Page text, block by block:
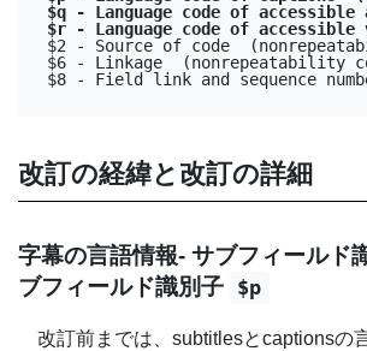
$q - Language code of
$r - Language code of
$2 - Source of code
$6 - Linkage  (nonrepeatability
$8 - Field link and sequence
改訂の経緯と改訂の詳細
字幕の言語情報- サブフィールド
ブフィールド識別子 $p
改訂前までは、subtitlesとcaptionsの